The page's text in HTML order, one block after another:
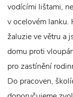
vodícími lištami,
v ocelovém
žaluzie ve větru a
domu proti
pro zastínění
Do pracoven,